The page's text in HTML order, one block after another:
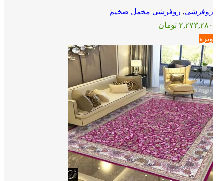
روفرشی, روفرشی مخمل ضخیم
۲,۲۷۳,۲۸۰ تومان
ویژه